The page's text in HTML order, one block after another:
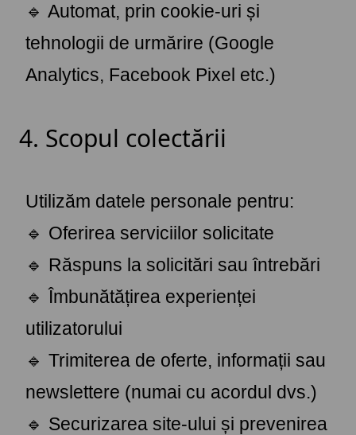
🔹 Automat, prin cookie-uri și
tehnologii de urmărire (Google
Analytics, Facebook Pixel etc.)
4. Scopul colectării
Utilizăm datele personale pentru:
🔹 Oferirea serviciilor solicitate
🔹 Răspuns la solicitări sau întrebări
🔹 Îmbunătățirea experienței
utilizatorului
🔹 Trimiterea de oferte, informații sau
newslettere (numai cu acordul dvs.)
🔹 Securizarea site-ului și prevenirea